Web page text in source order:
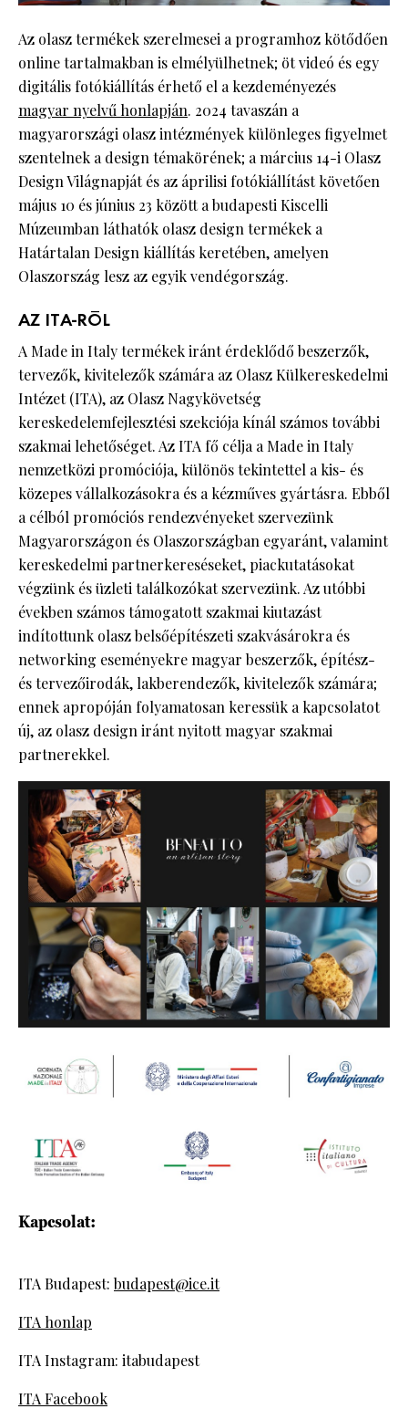
Az olasz termékek szerelmesei a programhoz kötődően
online tartalmakban is elmélyülhetnek; öt videó és egy
digitális fotókiállítás érhető el a kezdeményezés
magyar nyelvű honlapján. 2024 tavaszán a
magyarországi olasz intézmények különleges figyelmet
szentelnek a design témakörének; a március 14-i Olasz
Design Világnapját és az áprilisi fotókiállítást követően
május 10 és június 23 között a budapesti Kiscelli
Múzeumban láthatók olasz design termékek a
Határtalan Design kiállítás keretében, amelyen
Olaszország lesz az egyik vendégország.
AZ ITA-RÓL
A Made in Italy termékek iránt érdeklődő beszerzők,
tervezők, kivitelezők számára az Olasz Külkereskedelmi
Intézet (ITA), az Olasz Nagykövetség
kereskedelemfejlesztési szekciója kínál számos további
szakmai lehetőséget. Az ITA fő célja a Made in Italy
nemzetközi promóciója, különös tekintettel a kis- és
közepes vállalkozásokra és a kézműves gyártásra. Ebből
a célból promóciós rendezvényeket szervezünk
Magyarországon és Olaszországban egyaránt, valamint
kereskedelmi partnerkereséseket, piackutatásokat
végzünk és üzleti találkozókat szervezünk. Az utóbbi
években számos támogatott szakmai kiutazást
indítottunk olasz belsőépítészeti szakvásárokra és
networking eseményekre magyar beszerzők, építész-
és tervezőirodák, lakberendezők, kivitelezők számára;
ennek apropóján folyamatosan keressük a kapcsolatot
új, az olasz design iránt nyitott magyar szakmai
partnerekkel.
Kapcsolat:
ITA Budapest: budapest@ice.it
ITA honlap
ITA Instagram: itabudapest
ITA Facebook